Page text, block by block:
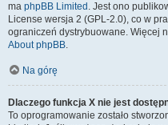
ma phpBB Limited . Jest ono
License wersja 2 (GPL-2.0), co w
ograniczeń dystrybuowane. Więcej
About phpBB.
Na górę
Dlaczego funkcja X nie jest
To oprogramowanie zostało